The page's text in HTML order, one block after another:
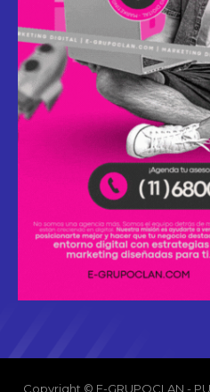
Copyright © E-GRUPOCLAN -